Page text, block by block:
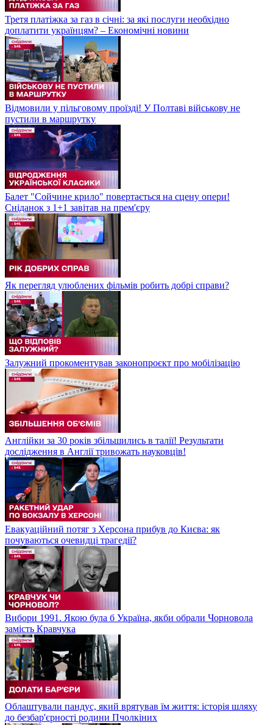
Третя платіжка за газ в січні: за які послуги необхідно
доплатити українцям? – Економічні новини
Відмовили у пільговому проїзді! У Полтаві військову не
пустили в маршрутку
Балет "Сойчине крило" повертається на сцену опери!
Сніданок з 1+1 завітав на прем'єру
Як перегляд улюблених фільмів робить добрі справи?
Залужний прокоментував законопроєкт про мобілізацію
Англійки за 30 років збільшились в талії! Результати
дослідження в Англії тривожать науковців!
Евакуаційний потяг з Херсона прибув до Києва: як
почуваються очевидці трагедії?
Вибори 1991. Якою була б Україна, якби обрали Чорновола
замість Кравчука
Облаштували пандус, який врятував їм життя: історія шляху
до безбар'єрності родини Пчолкіних